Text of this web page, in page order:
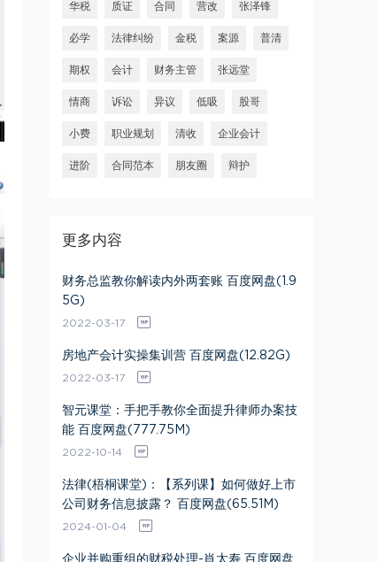
华税 质证 合同 营改 张泽锋
必学 法律纠纷 金税 案源 普清
期权 会计 财务主管 张远堂
情商 诉讼 异议 低吸 股哥
小费 职业规划 清收 企业会计
进阶 合同范本 朋友圈 辩护
更多内容
财务总监教你解读内外两套账 百度网盘(1.9
5G)
2022-03-17
房地产会计实操集训营 百度网盘(12.82G)
2022-03-17
智元课堂：手把手教你全面提升律师办案技
能 百度网盘(777.75M)
2022-10-14
法律(梧桐课堂)：【系列课】如何做好上市
公司财务信息披露？ 百度网盘(65.51M)
2024-01-04
企业并购重组的财税处理-肖太寿 百度网盘